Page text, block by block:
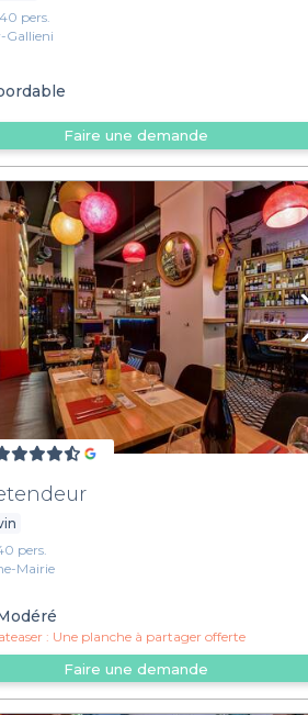
pers.
Gallieni
Faire une demande
pers.
Mairie
: Une planche à partager offerte
Faire une demande